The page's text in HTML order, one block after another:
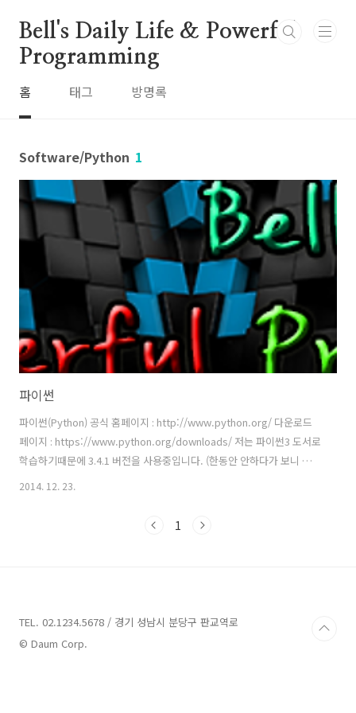
Bell's Daily Life & Powerful
Programming
홈 태그 방명록
Software/Python 1
파이썬
파이썬(Python) 공식 홈페이지 : http://www.python.org/ 다운로드
페이지 : https://www.python.org/downloads/ 저는 파이썬3 도서로
학습하기때문에 3.4.1 버전을 사용중입니다. (한동안 안하다가 보니 최신
버전이 업데이트 되었군요.)
2014. 12. 23.
1
TEL. 02.1234.5678 / 경기 성남시 분당구 판교역로
© Daum Corp.